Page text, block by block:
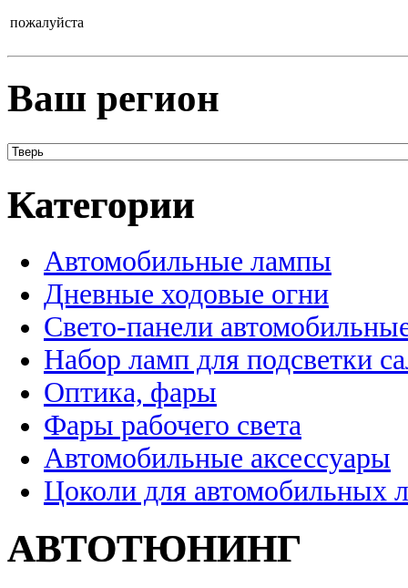
пожалуйста
Ваш регион
Категории
Автомобильные лампы
Дневные ходовые огни
Свето-панели
Набор ламп для подсветки
Оптика, фары
Фары рабочего света
Автомобильные аксессуары
Цоколи для автомобильных
АВТОТЮНИНГ